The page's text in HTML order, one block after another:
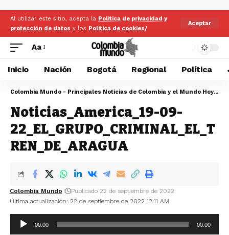
Al utilizar este sitio, acepta la Politica de privacidad y
protección de datos y los Politica de cookies/
Aceptar
Aa
Inicio Nación Bogotá Regional Política
Colombia Mundo - Principales Noticias de Colombia y el Mundo Hoy
>
Noticias_America_19-09-
22_EL_GRUPO_CRIMINAL_EL_T
REN_DE_ARAGUA
Última actualización: 22 de septiembre de 2022 12:11 AM
Colombia Mundo Publicado 22 de septiembre de 2022
Reproductor
00:00 00:00